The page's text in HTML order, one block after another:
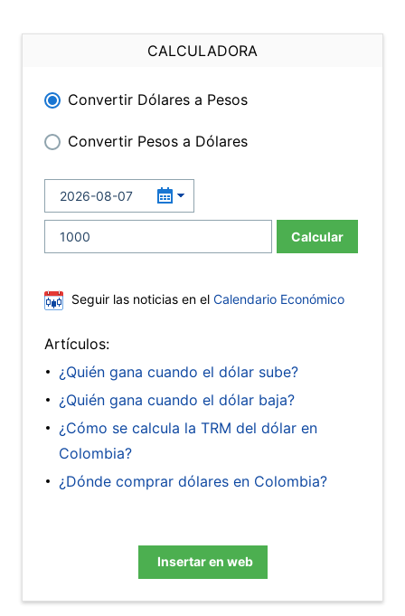
CALCULADORA
Convertir Dólares a Pesos
Convertir Pesos a Dólares
Calcular
Seguir las noticias en el Calendario Económico
Artículos:
¿Quién gana cuando el dólar sube?
¿Quién gana cuando el dólar baja?
¿Cómo se calcula la TRM del dólar en
Colombia?
¿Dónde comprar dólares en Colombia?
Insertar en web